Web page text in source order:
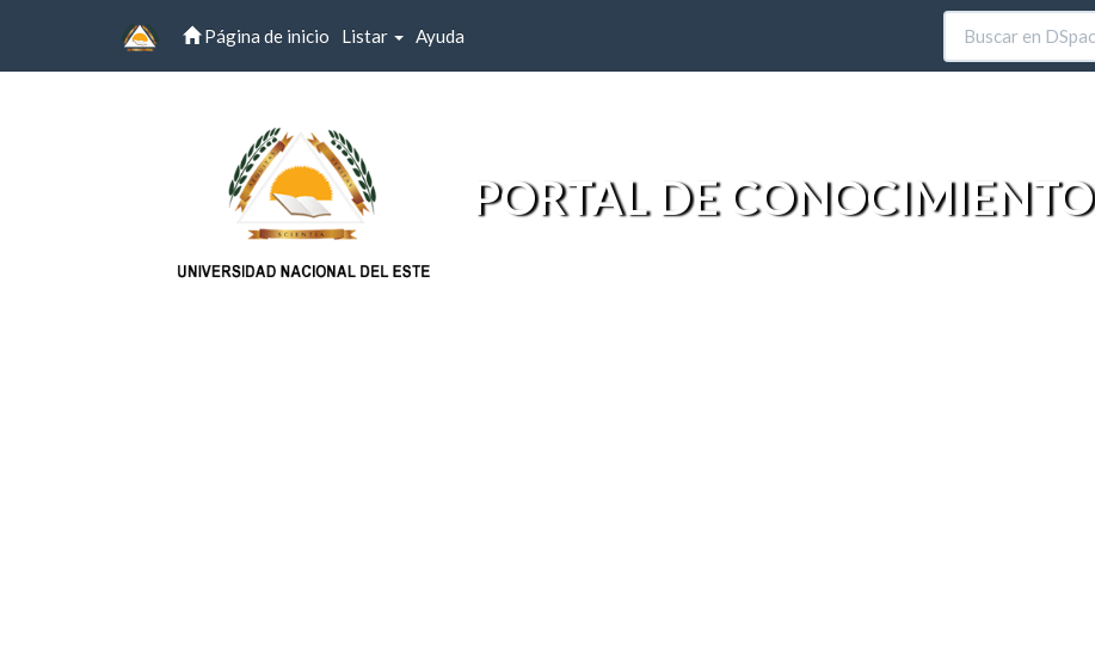
Página de inicio Listar Ayuda
PORTAL DE CONOCIMIENTO